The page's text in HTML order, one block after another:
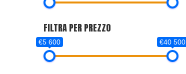
FILTRA PER PREZZO
€5 600 €40 500